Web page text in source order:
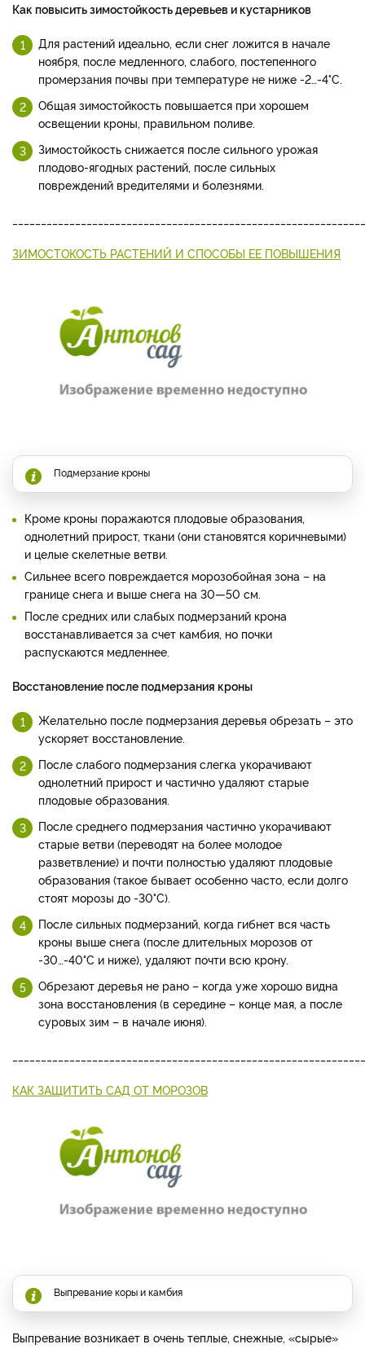
Как повысить зимостойкость деревьев и кустарников
Для растений идеально, если снег ложится в начале
ноября, после медленного, слабого, постепенного
промерзания почвы при температуре не ниже -2…-4°С.
Общая зимостойкость повышается при хорошем
освещении кроны, правильном поливе.
Зимостойкость снижается после сильного урожая
плодово-ягодных растений, после сильных
повреждений вредителями и болезнями.
ЗИМОСТОКОСТЬ РАСТЕНИЙ И СПОСОБЫ ЕЕ ПОВЫШЕНИЯ
Подмерзание кроны
Кроме кроны поражаются плодовые образования,
однолетний прирост, ткани (они становятся коричневыми)
и целые скелетные ветви.
Сильнее всего повреждается морозобойная зона – на
границе снега и выше снега на 30—50 см.
После средних или слабых подмерзаний крона
восстанавливается за счет камбия, но почки
распускаются медленнее.
Восстановление после подмерзания кроны
Желательно после подмерзания деревья обрезать – это
ускоряет восстановление.
После слабого подмерзания слегка укорачивают
однолетний прирост и частично удаляют старые
плодовые образования.
После среднего подмерзания частично укорачивают
старые ветви (переводят на более молодое
разветвление) и почти полностью удаляют плодовые
образования (такое бывает особенно часто, если долго
стоят морозы до -30°С).
После сильных подмерзаний, когда гибнет вся часть
кроны выше снега (после длительных морозов от
-30…-40°С и ниже), удаляют почти всю крону.
Обрезают деревья не рано – когда уже хорошо видна
зона восстановления (в середине – конце мая, а после
суровых зим – в начале июня).
КАК ЗАЩИТИТЬ САД ОТ МОРОЗОВ
Выпревание коры и камбия
Выпревание возникает в очень теплые, снежные, «сырые»